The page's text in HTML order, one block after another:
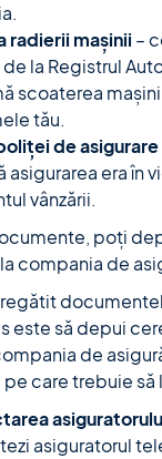
radierii mașinii–
la Registrul
scoaterea
tău.
de asigurare
asigurarea era în
vânzării.
poți
compania de
este să depui
de
care trebuie să
asiguratorul